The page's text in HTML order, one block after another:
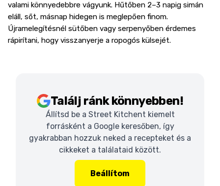
valami könnyedebbre vágyunk. Hűtőben 2–3 napig simán
eláll, sőt, másnap hidegen is meglepően finom.
Újramelegítésnél sütőben vagy serpenyőben érdemes
rápirítani, hogy visszanyerje a ropogós külsejét.
Találj ránk könnyebben!
Állítsd be a Street Kitchent kiemelt
forrásként a Google keresőben, így
gyakrabban hozzuk neked a recepteket és a
cikkeket a találataid között.
Beállítom